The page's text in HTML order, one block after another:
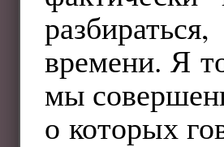
времени. Я
мы
о которых